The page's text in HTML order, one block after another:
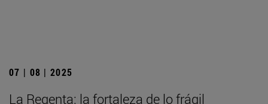
07 | 08 | 2025
La Regenta: la fortaleza de lo frágil